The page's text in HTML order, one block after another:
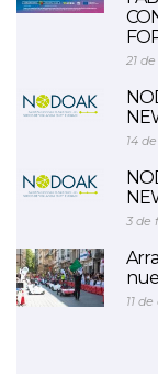
21
14
3 de
11